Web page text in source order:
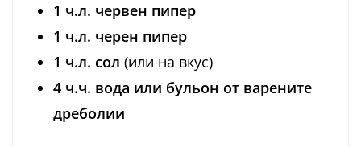
1 ч.л. червен пипер
1 ч.л. черен пипер
1 ч.л. сол (или на вкус)
4 ч.ч. вода или бульон от варените
дреболии